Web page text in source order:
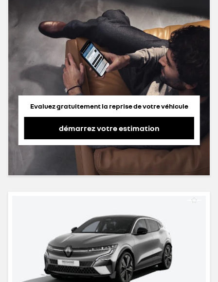
Evaluez gratuitement la reprise de votre véhicule
démarrez votre estimation